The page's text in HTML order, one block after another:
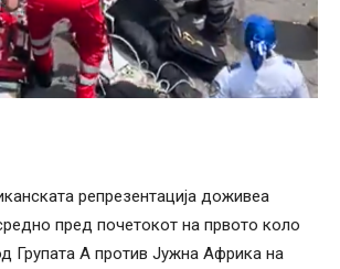
репрезентација доживеа
пред почетокот на првото коло
Групата А против Јужна Африка на